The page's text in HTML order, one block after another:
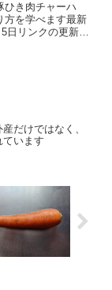
ひき肉チャーハ
方を学べます最新
日リンクの更新を
だけではなく、
います